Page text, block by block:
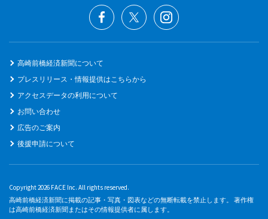
高崎前橋経済新聞について
プレスリリース・情報提供はこちらから
アクセスデータの利用について
お問い合わせ
広告のご案内
後援申請について
Copyright 2026 FACE Inc. All rights reserved.
高崎前橋経済新聞に掲載の記事・写真・図表などの無断転載を禁止します。 著作権
は高崎前橋経済新聞またはその情報提供者に属します。